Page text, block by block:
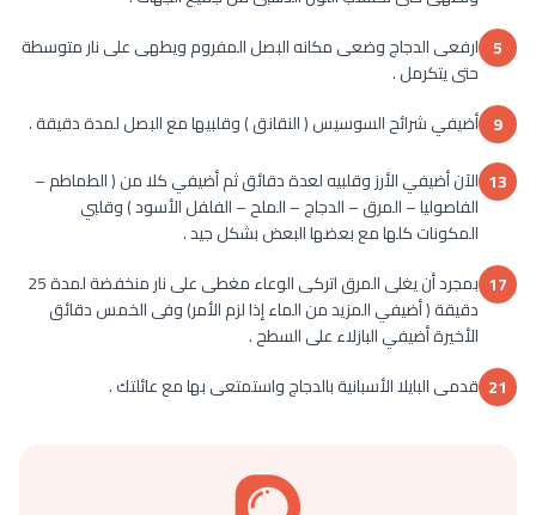
5 ارفعى الدجاج وضعى مكانه البصل المفروم ويطهى على نار متوسطة
حتى يتكرمل .
9 أضيفي شرائح السوسيس ( النقانق ) وقلبيها مع البصل لمدة دقيقة .
13 الآن أضيفي الأرز وقلبيه لعدة دقائق ثم أضيفي كلا من ( الطماطم –
الفاصوليا – المرق – الدجاج – الملح – الفلفل الأسود ) وقلبي
المكونات كلها مع بعضها البعض بشكل جيد .
17
بمجرد أن يغلى المرق اتركى الوعاء مغطى على نار منخفضة لمدة 25
دقيقة ( أضيفي المزيد من الماء إذا لزم الأمر) وفى الخمس دقائق
الأخيرة أضيفي البازلاء على السطح .
21 قدمى البايلا الأسبانية بالدجاج واستمتعى بها مع عائلتك .